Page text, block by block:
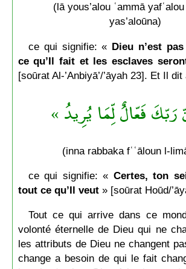
(lā yous’alou ʿammā
yas’aloūna)
ce qui signifie: « Dieu n’est
ce qu’Il fait et les esclaves
[soūrat Al-’Anbiyā’/’āyah 23]. Et Il
رَبّكَ فَعّالٌ لِّمَا يُرِيدُ »
(inna rabbaka fʿʿāloun l-
ce qui signifie: « Certes, ton
tout ce qu’Il veut » [soūrat Hoūd/
Tout ce qui arrive dans ce
volonté éternelle de Dieu qui ne
les attributs de Dieu ne changent
change a besoin de qui le fait